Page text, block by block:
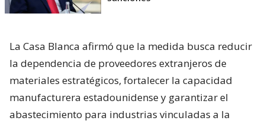
La Casa Blanca afirmó que la medida busca reducir
la dependencia de proveedores extranjeros de
materiales estratégicos, fortalecer la capacidad
manufacturera estadounidense y garantizar el
abastecimiento para industrias vinculadas a la